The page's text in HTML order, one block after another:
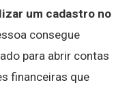
um cadastro no
consegue
para abrir contas
financeiras que